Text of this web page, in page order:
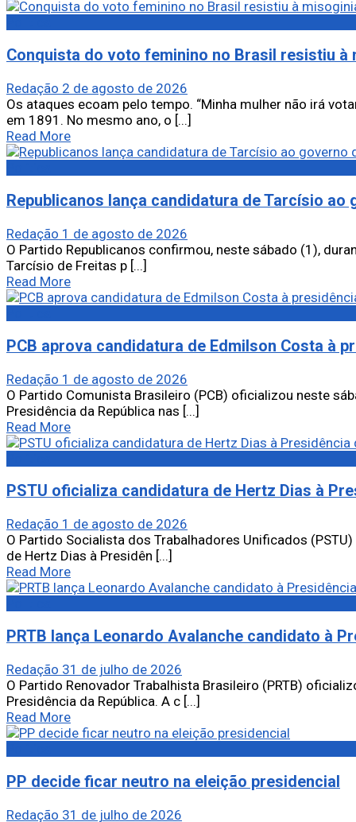
Conquista do voto feminino no Brasil resistiu à
Redação 2 de agosto de 2026
Os ataques ecoam pelo tempo. “Minha mulher não irá
em 1891. No mesmo ano, o [...]
Read More
Republicanos lança candidatura de Tarcísio ao
Redação 1 de agosto de 2026
O Partido Republicanos confirmou, neste sábado (1),
Tarcísio de Freitas p [...]
Read More
PCB aprova candidatura de Edmilson Costa à
Redação 1 de agosto de 2026
O Partido Comunista Brasileiro (PCB) oficializou neste
Presidência da República nas [...]
Read More
PSTU oficializa candidatura de Hertz Dias à
Redação 1 de agosto de 2026
O Partido Socialista dos Trabalhadores Unificados
de Hertz Dias à Presidên [...]
Read More
PRTB lança Leonardo Avalanche candidato à
Redação 31 de julho de 2026
O Partido Renovador Trabalhista Brasileiro (PRTB)
Presidência da República. A c [...]
Read More
PP decide ficar neutro na eleição presidencial
Redação 31 de julho de 2026